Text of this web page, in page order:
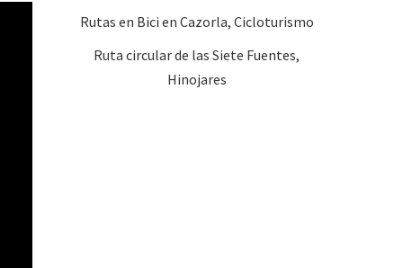
Rutas en Bici en Cazorla, Cicloturismo
Ruta circular de las Siete Fuentes,
Hinojares